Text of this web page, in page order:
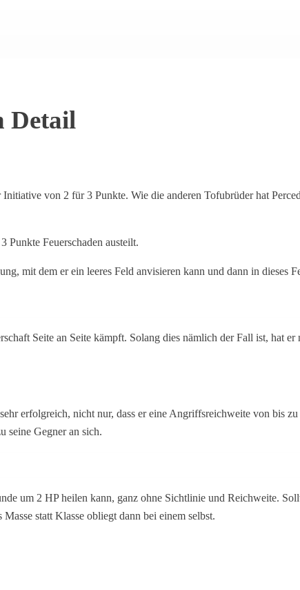
Detail
von 2 für 3 Punkte. Wie die anderen Tofubrüder hat
Punkte Feuerschaden austeilt.
mit dem er ein leeres Feld anvisieren kann und dann in dieses
Seite an Seite kämpft. Solang dies nämlich der Fall ist, hat
erfolgreich, nicht nur, dass er eine Angriffsreichweite von bis
seine Gegner an sich.
um 2 HP heilen kann, ganz ohne Sichtlinie und Reichweite.
statt Klasse obliegt dann bei einem selbst.